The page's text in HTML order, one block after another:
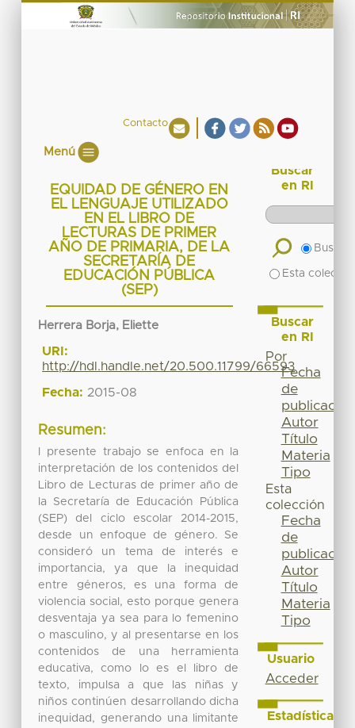
Contacto
Menú
EQUIDAD DE GÉNERO EN
EL LENGUAJE UTILIZADO
EN EL LIBRO DE
LECTURAS DE PRIMER
AÑO DE PRIMARIA, DE LA
SECRETARÍA DE
EDUCACIÓN PÚBLICA
(SEP)
Herrera Borja, Eliette
URI:
http://hdl.handle.net/20.500.11799/66593
Fecha: 2015-08
Resumen:
l presente trabajo se enfoca en la
interpretación de los contenidos del
Libro de Lecturas de primer año de
la Secretaría de Educación Pública
(SEP) del ciclo escolar 2014-2015,
desde un enfoque de género. Se
consideró un tema de interés e
importancia, ya que la inequidad
entre géneros, es una forma de
violencia social, esto porque genera
desventaja ya sea para lo femenino
o masculino, y al presentarse en los
contenidos de una herramienta
educativa, como lo es el libro de
texto, impulsa a que las niñas y
niños continúen desarrollando dicha
inequidad, generando una limitante
Buscar
en RI
Buscar
Esta
Buscar
en RI
Por
Fecha
de
publicación
Autor
Título
Materia
Tipo
Esta
colección
Fecha
de
publicación
Autor
Título
Materia
Tipo
Usuario
Acceder
Estadísticas